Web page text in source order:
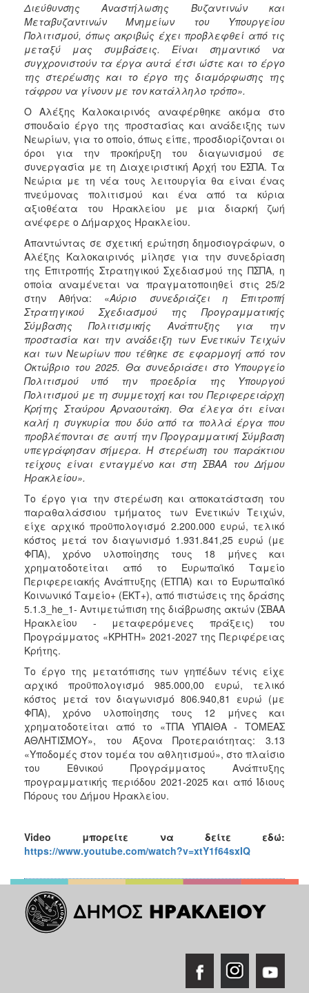
Διεύθυνσης Αναστήλωσης Βυζαντινών και
Μεταβυζαντινών Μνημείων του Υπουργείου
Πολιτισμού, όπως ακριβώς έχει προβλεφθεί από τις
μεταξύ μας συμβάσεις. Είναι σημαντικό να
συγχρονιστούν τα έργα αυτά έτσι ώστε και το έργο
της στερέωσης και το έργο της διαμόρφωσης της
τάφρου να γίνουν με τον κατάλληλο τρόπο».
Ο Αλέξης Καλοκαιρινός αναφέρθηκε ακόμα στο
σπουδαίο έργο της προστασίας και ανάδειξης των
Νεωρίων, για το οποίο, όπως είπε, προσδιορίζονται οι
όροι για την προκήρυξη του διαγωνισμού σε
συνεργασία με τη Διαχειριστική Αρχή του ΕΣΠΑ. Τα
Νεώρια με τη νέα τους λειτουργία θα είναι ένας
πνεύμονας πολιτισμού και ένα από τα κύρια
αξιοθέατα του Ηρακλείου με μια διαρκή ζωή
ανέφερε ο Δήμαρχος Ηρακλείου.
Απαντώντας σε σχετική ερώτηση δημοσιογράφων, ο
Αλέξης Καλοκαιρινός μίλησε για την συνεδρίαση
της Επιτροπής Στρατηγικού Σχεδιασμού της ΠΣΠΑ, η
οποία αναμένεται να πραγματοποιηθεί στις 25/2
στην Αθήνα: «Αύριο συνεδριάζει η Επιτροπή
Στρατηγικού Σχεδιασμού της Προγραμματικής
Σύμβασης Πολιτισμικής Ανάπτυξης για την
προστασία και την ανάδειξη των Ενετικών Τειχών
και των Νεωρίων που τέθηκε σε εφαρμογή από τον
Οκτώβριο του 2025. Θα συνεδριάσει στο Υπουργείο
Πολιτισμού υπό την προεδρία της Υπουργού
Πολιτισμού με τη συμμετοχή και του Περιφερειάρχη
Κρήτης Σταύρου Αρναουτάκη. Θα έλεγα ότι είναι
καλή η συγκυρία που δύο από τα πολλά έργα που
προβλέπονται σε αυτή την Προγραμματική Σύμβαση
υπεγράφησαν σήμερα. Η στερέωση του παράκτιου
τείχους είναι ενταγμένο και στη ΣΒΑΑ του Δήμου
Ηρακλείου».
Το έργο για την στερέωση και αποκατάσταση του
παραθαλάσσιου τμήματος των Ενετικών Τειχών,
είχε αρχικό προϋπολογισμό 2.200.000 ευρώ, τελικό
κόστος μετά τον διαγωνισμό 1.931.841,25 ευρώ (με
ΦΠΑ), χρόνο υλοποίησης τους 18 μήνες και
χρηματοδοτείται από το Ευρωπαϊκό Ταμείο
Περιφερειακής Ανάπτυξης (ΕΤΠΑ) και το Ευρωπαϊκό
Κοινωνικό Ταμείο+ (ΕΚΤ+), από πιστώσεις της δράσης
5.1.3_he_1- Αντιμετώπιση της διάβρωσης ακτών (ΣΒΑΑ
Ηρακλείου - μεταφερόμενες πράξεις) του
Προγράμματος «ΚΡΗΤΗ» 2021-2027 της Περιφέρειας
Κρήτης.
Το έργο της μετατόπισης των γηπέδων τένις είχε
αρχικό προϋπολογισμό 985.000,00 ευρώ, τελικό
κόστος μετά τον διαγωνισμό 806.940,81 ευρώ (με
ΦΠΑ), χρόνο υλοποίησης τους 12 μήνες και
χρηματοδοτείται από το «ΤΠΑ ΥΠΑΙΘΑ - ΤΟΜΕΑΣ
ΑΘΛΗΤΙΣΜΟΥ», του Άξονα Προτεραιότητας: 3.13
«Υποδομές στον τομέα του αθλητισμού», στο πλαίσιο
του Εθνικού Προγράμματος Ανάπτυξης
προγραμματικής περιόδου 2021-2025 και από Ίδιους
Πόρους του Δήμου Ηρακλείου.
Video μπορείτε να δείτε εδώ:
https://www.youtube.com/watch?v=xtY1f64sxIQ